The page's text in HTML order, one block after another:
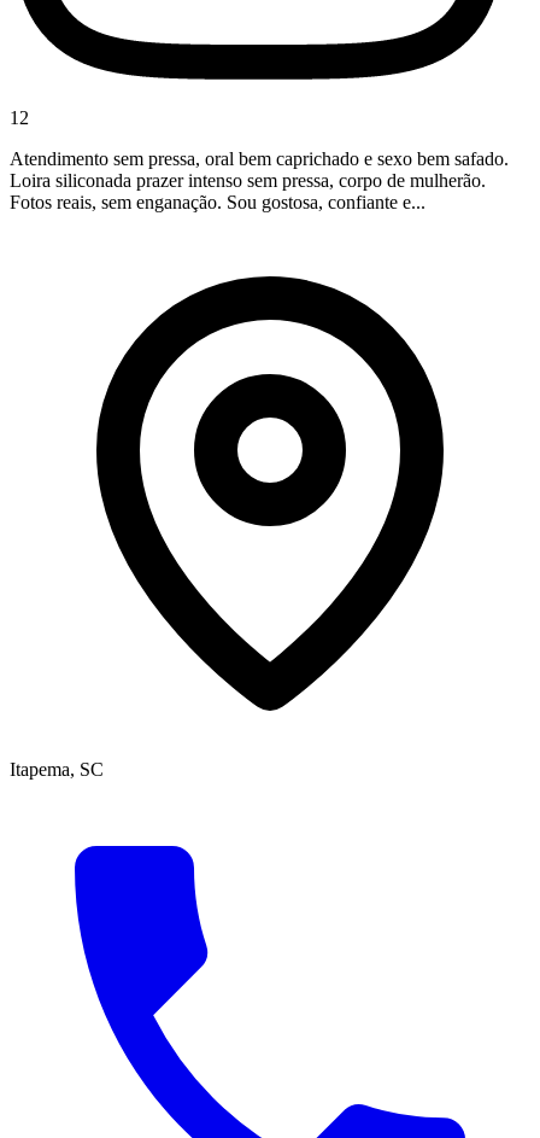
12
Atendimento sem pressa, oral bem caprichado e sexo bem safado.
Loira siliconada prazer intenso sem pressa, corpo de mulherão.
Fotos reais, sem enganação. Sou gostosa, confiante e...
Itapema, SC